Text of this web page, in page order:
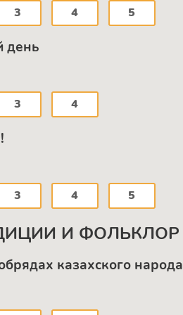
3 4 5
день
3 4
3 4 5
И ФОЛЬКЛОР
казахского народа